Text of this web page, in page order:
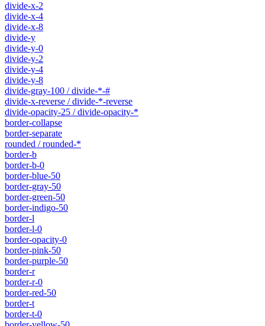
divide-x-2
divide-x-4
divide-x-8
divide-y
divide-y-0
divide-y-2
divide-y-4
divide-y-8
divide-gray-100 / divide-*-#
divide-x-reverse / divide-*-reverse
divide-opacity-25 / divide-opacity-*
border-collapse
border-separate
rounded / rounded-*
border-b
border-b-0
border-blue-50
border-gray-50
border-green-50
border-indigo-50
border-l
border-l-0
border-opacity-0
border-pink-50
border-purple-50
border-r
border-r-0
border-red-50
border-t
border-t-0